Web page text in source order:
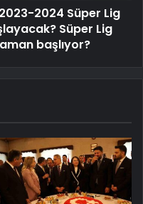
2024 Süper Lig
Süper Lig
başlıyor?